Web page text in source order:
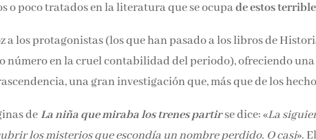
o poco tratados en la literatura que se ocupade estos
a los protagonistas (los que han pasado a los libros de
número en la cruel contabilidad del periodo), ofreciendo
una gran investigación que, más que de los
deLa niña que miraba los trenes partirse dice: «La
los misterios que escondía un nombre perdido. O casi».